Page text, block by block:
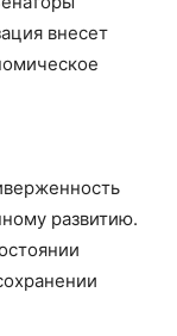
внесет
развитию.